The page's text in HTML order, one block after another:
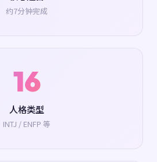
约7分钟完成
16
人格类型
INTJ / ENFP 等